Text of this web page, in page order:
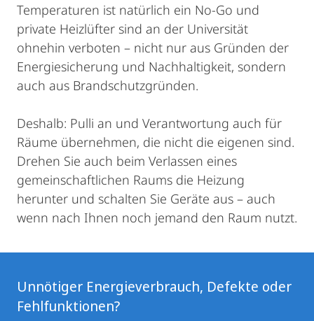
Temperaturen ist natürlich ein No-Go und
private Heizlüfter sind an der Universität
ohnehin verboten – nicht nur aus Gründen der
Energiesicherung und Nachhaltigkeit, sondern
auch aus Brandschutzgründen.
Deshalb: Pulli an und Verantwortung auch für
Räume übernehmen, die nicht die eigenen sind.
Drehen Sie auch beim Verlassen eines
gemeinschaftlichen Raums die Heizung
herunter und schalten Sie Geräte aus – auch
wenn nach Ihnen noch jemand den Raum nutzt.
Unnötiger Energieverbrauch, Defekte oder
Fehlfunktionen?